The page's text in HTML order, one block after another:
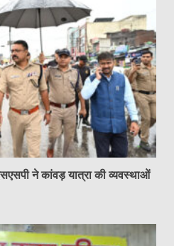
ने कांवड़ यात्रा की व्यवस्थाओं